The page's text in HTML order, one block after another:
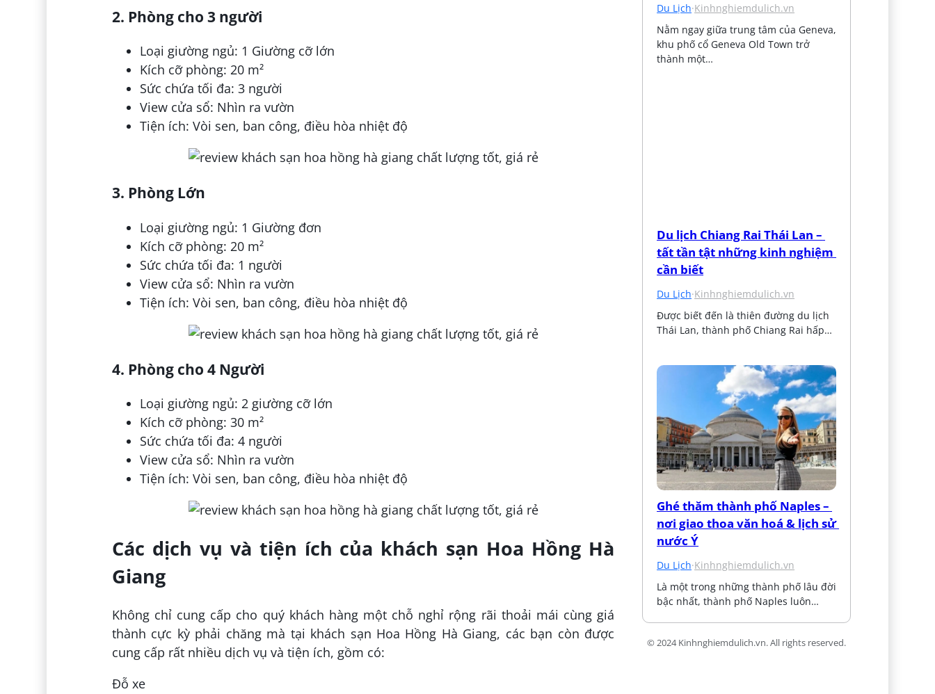
2. Phòng cho 3 người
Loại giường ngủ: 1 Giường cỡ lớn
Kích cỡ phòng: 20 m²
Sức chứa tối đa: 3 người
View cửa sổ: Nhìn ra vườn
Tiện ích: Vòi sen, ban công, điều hòa nhiệt độ
3. Phòng Lớn
Loại giường ngủ: 1 Giường đơn
Kích cỡ phòng: 20 m²
Sức chứa tối đa: 1 người
View cửa sổ: Nhìn ra vườn
Tiện ích: Vòi sen, ban công, điều hòa nhiệt độ
4. Phòng cho 4 Người
Loại giường ngủ: 2 giường cỡ lớn
Kích cỡ phòng: 30 m²
Sức chứa tối đa: 4 người
View cửa sổ: Nhìn ra vườn
Tiện ích: Vòi sen, ban công, điều hòa nhiệt độ
Các dịch vụ và tiện ích của khách sạn Hoa Hồng Hà
Giang
Không chỉ cung cấp cho quý khách hàng một chỗ nghỉ rộng rãi thoải mái cùng giá
thành cực kỳ phải chăng mà tại khách sạn Hoa Hồng Hà Giang, các bạn còn được
cung cấp rất nhiều dịch vụ và tiện ích, gồm có:
Đỗ xe
Du Lịch·Kinhnghiemdulich.vn
Nằm ngay giữa trung tâm của Geneva,
khu phố cổ Geneva Old Town trở
thành một…
Du lịch Chiang Rai Thái Lan –
tất tần tật những kinh nghiệm
cần biết
Du Lịch·Kinhnghiemdulich.vn
Được biết đến là thiên đường du lịch
Thái Lan, thành phố Chiang Rai hấp…
Ghé thăm thành phố Naples –
nơi giao thoa văn hoá & lịch sử
nước Ý
Du Lịch·Kinhnghiemdulich.vn
Là một trong những thành phố lâu đời
bậc nhất, thành phố Naples luôn…
© 2024 Kinhnghiemdulich.vn. All rights reserved.